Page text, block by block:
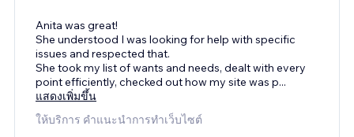
Anita was great!
She understood I was looking for help with specific
issues and respected that.
She took my list of wants and needs, dealt with every
point efficiently, checked out how my site was p...
แสดงเพิ่มขึ้น
ให้บริการ คำแนะนำการทำเว็บไซต์